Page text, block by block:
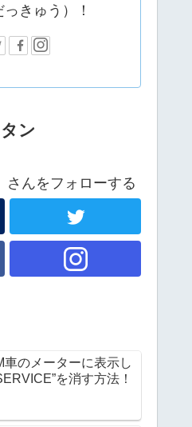
きゅう）！
ン
さんをフォローする
車のメーターに表示し
を消す方法！